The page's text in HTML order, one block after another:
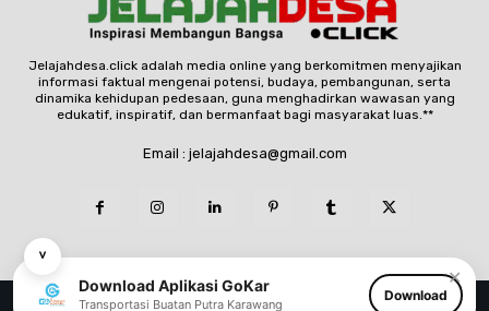
˅
✕
Download Aplikasi GoKar
Transportasi Buatan Putra Karawang
Download
Jelajahdesa.click adalah media online yang berkomitmen menyajikan
informasi faktual mengenai potensi, budaya, pembangunan, serta
dinamika kehidupan pedesaan, guna menghadirkan wawasan yang
edukatif, inspiratif, dan bermanfaat bagi masyarakat luas.**
Email : jelajahdesa@gmail.com
© Copyright - jelajahdesa.click